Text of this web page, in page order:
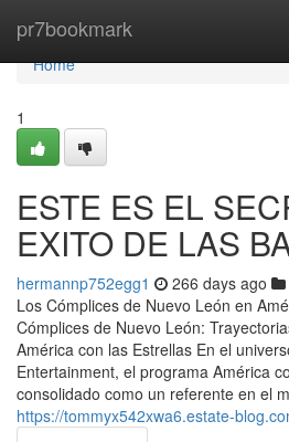
pr7bookmark
Home
Home
1
ESTE ES EL
EXITO DE LAS
hermannp752egg1 266 days ago
Los Cómplices de Nuevo León en
Cómplices de Nuevo León:
América con las Estrellas En el
Entertainment, el programa América
consolidado como un referente en el
https://tommyx542xwa6.estate-